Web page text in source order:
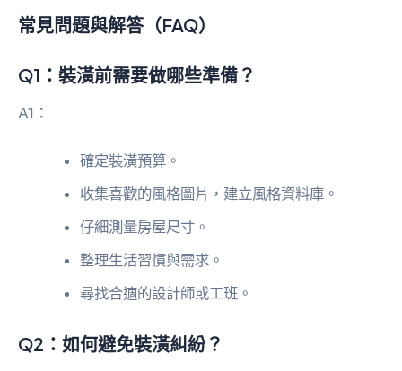
常見問題與解答（FAQ）
Q1：裝潢前需要做哪些準備？
A1：
確定裝潢預算。
收集喜歡的風格圖片，建立風格資料庫。
仔細測量房屋尺寸。
整理生活習慣與需求。
尋找合適的設計師或工班。
Q2：如何避免裝潢糾紛？